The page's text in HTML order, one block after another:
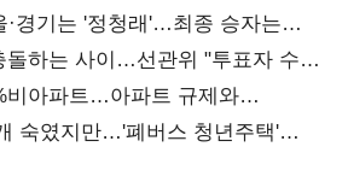
·경기는 '정청래'…최종 승자는
돌하는 사이…선관위 "투표자 수
비아파트…아파트 규제와
숙였지만…'폐버스 청년주택'